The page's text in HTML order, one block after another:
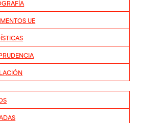
UE